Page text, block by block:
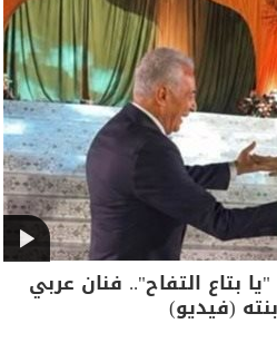
بتاع التفاح".. فنان عربي
(فيديو)